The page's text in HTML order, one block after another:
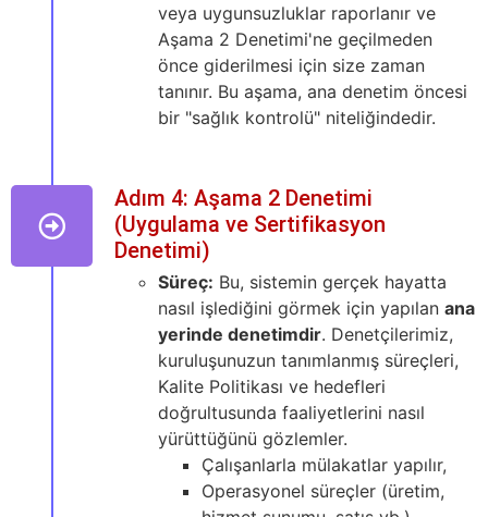
veya uygunsuzluklar raporlanır ve
Aşama 2 Denetimi'ne geçilmeden
önce giderilmesi için size zaman
tanınır. Bu aşama, ana denetim öncesi
bir "sağlık kontrolü" niteliğindedir.
Adım 4: Aşama 2 Denetimi
(Uygulama ve Sertifikasyon
Denetimi)
Süreç: Bu, sistemin gerçek hayatta
nasıl işlediğini görmek için yapılan ana
yerinde denetimdir. Denetçilerimiz,
kuruluşunuzun tanımlanmış süreçleri,
Kalite Politikası ve hedefleri
doğrultusunda faaliyetlerini nasıl
yürüttüğünü gözlemler.
Çalışanlarla mülakatlar yapılır,
Operasyonel süreçler (üretim,